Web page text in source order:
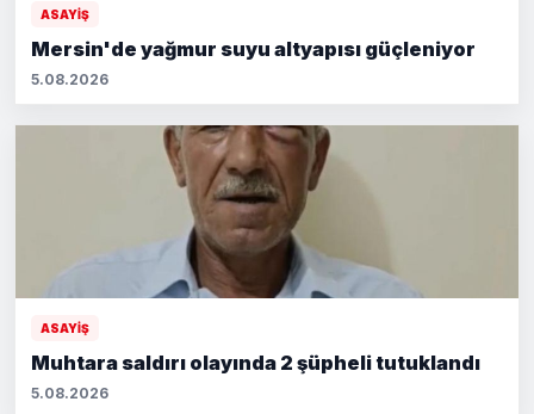
ASAYİŞ
Mersin'de yağmur suyu altyapısı güçleniyor
5.08.2026
ASAYİŞ
Muhtara saldırı olayında 2 şüpheli tutuklandı
5.08.2026